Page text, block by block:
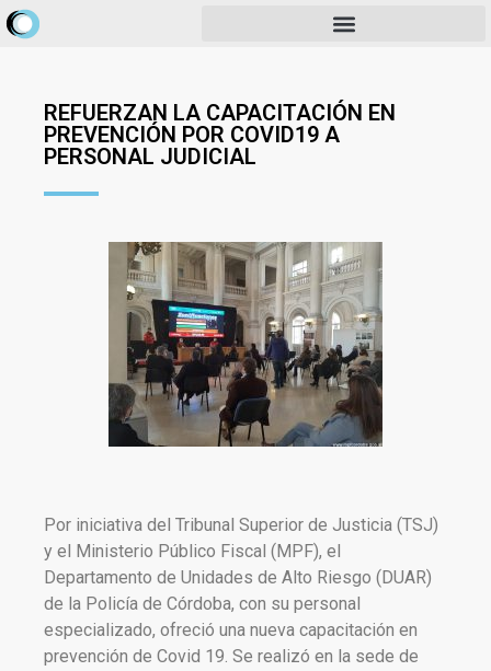
REFUERZAN LA CAPACITACIÓN EN
PREVENCIÓN POR COVID19 A
PERSONAL JUDICIAL
Por iniciativa del Tribunal Superior de Justicia (TSJ)
y el Ministerio Público Fiscal (MPF), el
Departamento de Unidades de Alto Riesgo (DUAR)
de la Policía de Córdoba, con su personal
especializado, ofreció una nueva capacitación en
prevención de Covid 19. Se realizó en la sede de